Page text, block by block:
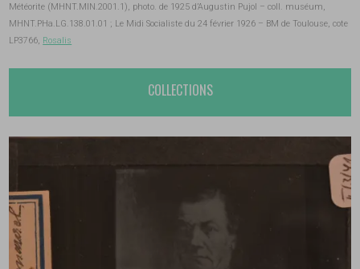
Météorite (MHNT.MIN.2001.1), photo. de 1925 d’Augustin Pujol – coll. muséum,
MHNT.PHa.LG.138.01.01 ; Le Midi Socialiste du 24 février 1926 – BM de Toulouse, cote
LP3766, Rosalis
COLLECTIONS